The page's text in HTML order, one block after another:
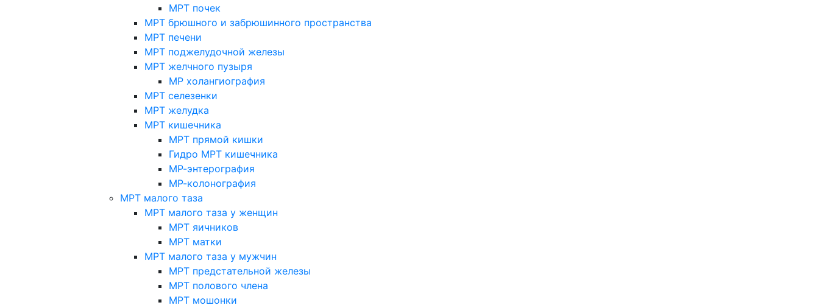
МРТ почек
МРТ брюшного и забрюшинного пространства
МРТ печени
МРТ поджелудочной железы
МРТ желчного пузыря
МР холангиография
МРТ селезенки
МРТ желудка
МРТ кишечника
МРТ прямой кишки
Гидро МРТ кишечника
МР-энтерография
МР-колонография
МРТ малого таза
МРТ малого таза у женщин
МРТ яичников
МРТ матки
МРТ малого таза у мужчин
МРТ предстательной железы
МРТ полового члена
МРТ мошонки